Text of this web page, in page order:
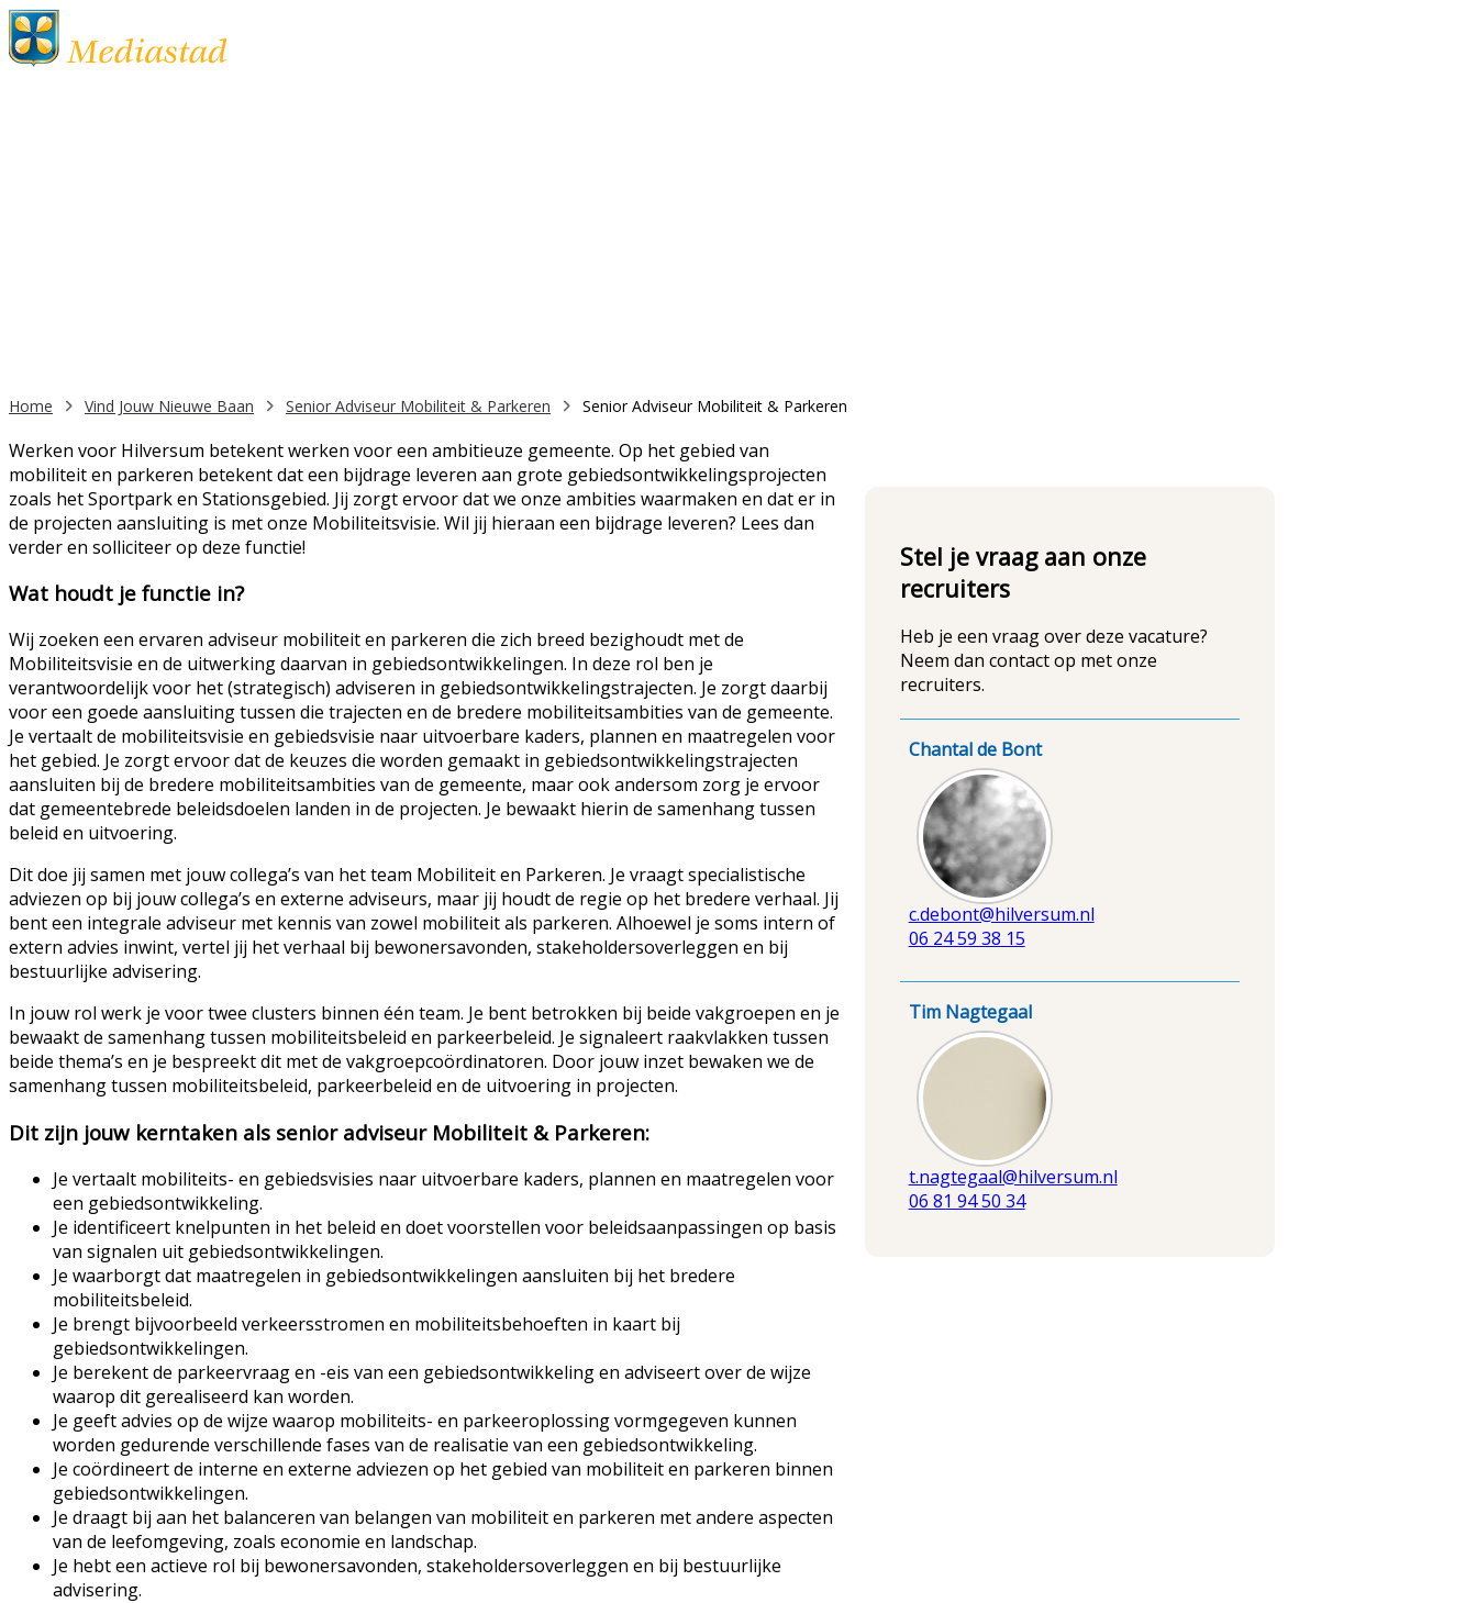
Home Vind Jouw Nieuwe Baan Senior Adviseur Mobiliteit & Parkeren Senior Adviseur Mobiliteit & Parkeren
Werken voor Hilversum betekent werken voor een ambitieuze gemeente. Op het gebied van
mobiliteit en parkeren betekent dat een bijdrage leveren aan grote gebiedsontwikkelingsprojecten
zoals het Sportpark en Stationsgebied. Jij zorgt ervoor dat we onze ambities waarmaken en dat er in
de projecten aansluiting is met onze Mobiliteitsvisie. Wil jij hieraan een bijdrage leveren? Lees dan
verder en solliciteer op deze functie!
Wat houdt je functie in?
Wij zoeken een ervaren adviseur mobiliteit en parkeren die zich breed bezighoudt met de
Mobiliteitsvisie en de uitwerking daarvan in gebiedsontwikkelingen. In deze rol ben je
verantwoordelijk voor het (strategisch) adviseren in gebiedsontwikkelingstrajecten. Je zorgt daarbij
voor een goede aansluiting tussen die trajecten en de bredere mobiliteitsambities van de gemeente.
Je vertaalt de mobiliteitsvisie en gebiedsvisie naar uitvoerbare kaders, plannen en maatregelen voor
het gebied. Je zorgt ervoor dat de keuzes die worden gemaakt in gebiedsontwikkelingstrajecten
aansluiten bij de bredere mobiliteitsambities van de gemeente, maar ook andersom zorg je ervoor
dat gemeentebrede beleidsdoelen landen in de projecten. Je bewaakt hierin de samenhang tussen
beleid en uitvoering.
Dit doe jij samen met jouw collega’s van het team Mobiliteit en Parkeren. Je vraagt specialistische
adviezen op bij jouw collega’s en externe adviseurs, maar jij houdt de regie op het bredere verhaal. Jij
bent een integrale adviseur met kennis van zowel mobiliteit als parkeren. Alhoewel je soms intern of
extern advies inwint, vertel jij het verhaal bij bewonersavonden, stakeholdersoverleggen en bij
bestuurlijke advisering.
In jouw rol werk je voor twee clusters binnen één team. Je bent betrokken bij beide vakgroepen en je
bewaakt de samenhang tussen mobiliteitsbeleid en parkeerbeleid. Je signaleert raakvlakken tussen
beide thema’s en je bespreekt dit met de vakgroepcoördinatoren. Door jouw inzet bewaken we de
samenhang tussen mobiliteitsbeleid, parkeerbeleid en de uitvoering in projecten.
Dit zijn jouw kerntaken als senior adviseur Mobiliteit & Parkeren:
Je vertaalt mobiliteits- en gebiedsvisies naar uitvoerbare kaders, plannen en maatregelen voor
een gebiedsontwikkeling.
Je identificeert knelpunten in het beleid en doet voorstellen voor beleidsaanpassingen op basis
van signalen uit gebiedsontwikkelingen.
Je waarborgt dat maatregelen in gebiedsontwikkelingen aansluiten bij het bredere
mobiliteitsbeleid.
Je brengt bijvoorbeeld verkeersstromen en mobiliteitsbehoeften in kaart bij
gebiedsontwikkelingen.
Je berekent de parkeervraag en -eis van een gebiedsontwikkeling en adviseert over de wijze
waarop dit gerealiseerd kan worden.
Je geeft advies op de wijze waarop mobiliteits- en parkeeroplossing vormgegeven kunnen
worden gedurende verschillende fases van de realisatie van een gebiedsontwikkeling.
Je coördineert de interne en externe adviezen op het gebied van mobiliteit en parkeren binnen
gebiedsontwikkelingen.
Je draagt bij aan het balanceren van belangen van mobiliteit en parkeren met andere aspecten
van de leefomgeving, zoals economie en landschap.
Je hebt een actieve rol bij bewonersavonden, stakeholdersoverleggen en bij bestuurlijke
advisering.
Stel je vraag aan onze
recruiters
Heb je een vraag over deze vacature?
Neem dan contact op met onze
recruiters.
Chantal de Bont
Afbeelding
c.debont@hilversum.nl
06 24 59 38 15
Tim Nagtegaal
Afbeelding
t.nagtegaal@hilversum.nl
06 81 94 50 34